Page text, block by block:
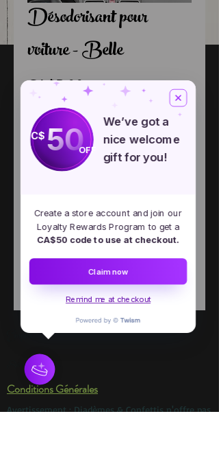
Désodorisant pour
voiture - Belle
CA$5.00Price
Odeur*
Add to Cart
Emploi
Services en ligne
Conditions Générales
Avertissement : Diadèmes & Confettis n'offre pas
C$50OFF
We’ve got a
nice welcome
gift for you!
Create a store account and join our
Loyalty Rewards Program to get a
CA$50 code to use at checkout.
Claim now
Remind me at checkout